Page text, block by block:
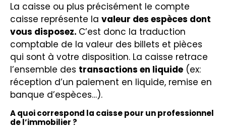
La caisse ou plus précisément le compte
caisse représente la valeur des espèces dont
vous disposez. C’est donc la traduction
comptable de la valeur des billets et pièces
qui sont à votre disposition. La caisse retrace
l’ensemble des transactions en liquide (ex:
réception d’un paiement en liquide, remise en
banque d’espèces…).
A quoi correspond la caisse pour un professionnel
de l’immobilier ?